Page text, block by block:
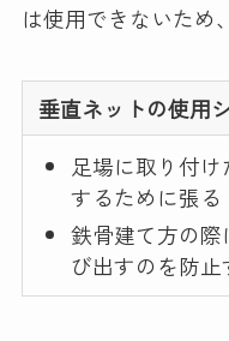
は使用できないため
垂直ネットの使用
足場に取り付
するために張る
鉄骨建て方の
び出すのを防